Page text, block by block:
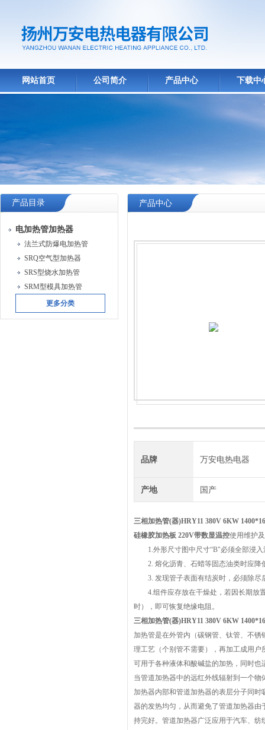
网站首页 公司简介 产品中心 下载中
产品目录
电加热管加热器
法兰式防爆电加热管
SRQ空气型加热器
SRS型烧水加热管
SRM型模具加热管
更多分类
产品中心
品牌 万安电热电器
产地 国产
三相加热管(器)HRY11 380V 6KW
硅橡胶加热板 220V带数显温控使用维护
1.外形尺寸图中尺寸“B"必须全部浸入
2. 熔化沥青、石蜡等固态油类时应降
3. 发现管子表面有结炭时，必须除尽
4.组件应存放在干燥处，若因长期放置
时），即可恢复绝缘电阻。
三相加热管(器)HRY11 380V 6KW
加热管是在外管内（碳钢管、钛管、不
理工艺（个别管不需要），再加工成用
可用于各种液体和酸碱盐的加热，同时也
当管道加热器中的远红外线辐射到一个
加热器内部和管道加热器的表层分子同
器的发热均匀，从而避免了管道加热器
持完好。管道加热器广泛应用于汽车、